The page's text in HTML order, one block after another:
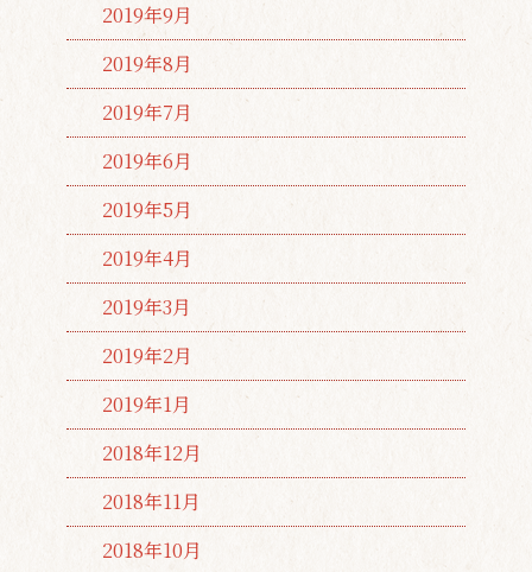
2019年9月
2019年8月
2019年7月
2019年6月
2019年5月
2019年4月
2019年3月
2019年2月
2019年1月
2018年12月
2018年11月
2018年10月